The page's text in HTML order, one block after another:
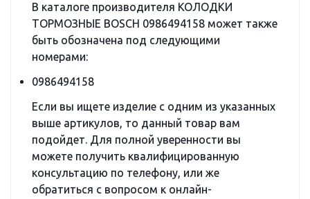
В каталоге производителя КОЛОДКИ
ТОРМОЗНЫЕ BOSCH 0986494158 может также
быть обозначена под следующими
номерами:
0986494158
Если вы ищете изделие с одним из указанных
выше артикулов, то данный товар вам
подойдет. Для полной уверенности вы
можете получить квалифицированную
консультацию по телефону, или же
обратиться с вопросом к онлайн-